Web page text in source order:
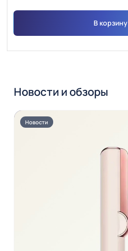
В корзину
Новости и обзоры
Новости